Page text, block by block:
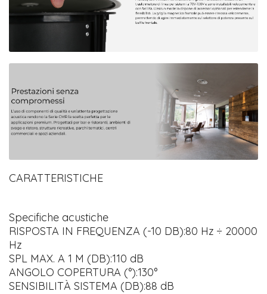
CARATTERISTICHE
Specifiche acustiche
RISPOSTA IN FREQUENZA (-10 DB):80 Hz ÷ 20000
Hz
SPL MAX. A 1 M (DB):110 dB
ANGOLO COPERTURA (°):130°
SENSIBILITÀ SISTEMA (DB):88 dB